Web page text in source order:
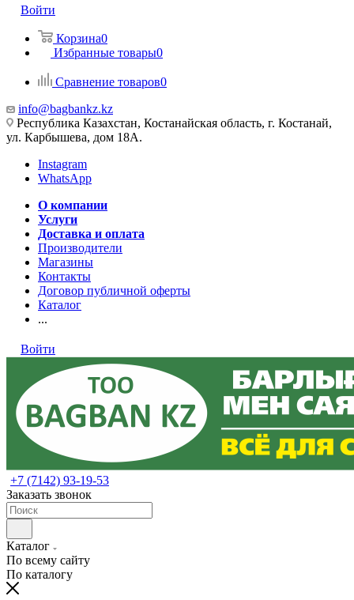
Войти
Корзина0
Избранные товары0
Сравнение товаров0
info@bagbankz.kz
Республика Казахстан, Костанайская область, г. Костанай,
ул. Карбышева, дом 18А.
Instagram
WhatsApp
О компании
Услуги
Доставка и оплата
Производители
Магазины
Контакты
Договор публичной оферты
Каталог
...
Войти
+7 (7142) 93-19-53
Заказать звонок
Каталог
По всему сайту
По каталогу